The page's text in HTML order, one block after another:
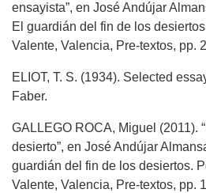
ensayista”, en José Andújar
El guardián del fin de los
Valente, Valencia, Pre-textos, pp.
ELIOT, T. S. (1934). Selected
Faber.
GALLEGO ROCA, Miguel (2011).
desierto”, en José Andújar
guardián del fin de los desiertos.
Valente, Valencia, Pre-textos, pp.